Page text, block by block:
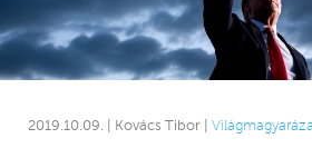
2019.10.09. | Kovács Tibor |